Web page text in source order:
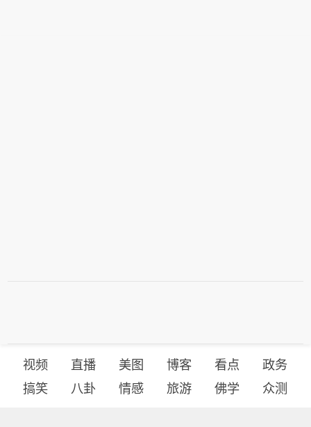
视频 直播 美图 博客 看点
政务
搞笑
八卦 情感 旅游 佛学 众测